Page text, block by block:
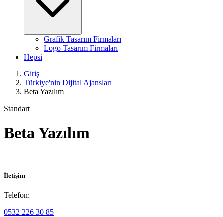
Grafik Tasarım Firmaları
Logo Tasarım Firmaları
Hepsi
Giriş
Türkiye'nin Dijital Ajansları
Beta Yazılım
Standart
Beta Yazılım
İletişim
Telefon:
0532 226 30 85